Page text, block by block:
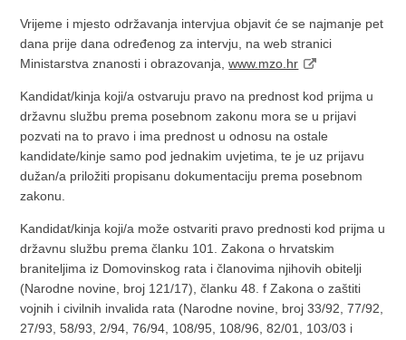
Vrijeme i mjesto održavanja intervjua objavit će se najmanje pet
dana prije dana određenog za intervju, na web stranici
Ministarstva znanosti i obrazovanja,www.mzo.hr
Kandidat/kinja koji/a ostvaruju pravo na prednost kod prijma u
državnu službu prema posebnom zakonu mora se u prijavi
pozvati na to pravo i ima prednost u odnosu na ostale
kandidate/kinje samo pod jednakim uvjetima, te je uz prijavu
dužan/a priložiti propisanu dokumentaciju prema posebnom
zakonu.
Kandidat/kinja koji/a može ostvariti pravo prednosti kod prijma u
državnu službu prema članku 101. Zakona o hrvatskim
braniteljima iz Domovinskog rata i članovima njihovih obitelji
(Narodne novine, broj 121/17), članku 48. f Zakona o zaštiti
vojnih i civilnih invalida rata (Narodne novine, broj 33/92, 77/92,
27/93, 58/93, 2/94, 76/94, 108/95, 108/96, 82/01, 103/03 i